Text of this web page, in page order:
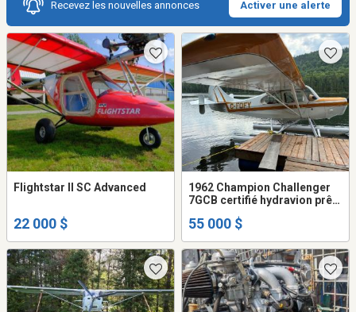
Recevez les nouvelles annonces Activer une alerte
Flightstar II SC Advanced
22 000 $
1962 Champion Challenger
7GCB certifié hydravion prêt
55 000 $